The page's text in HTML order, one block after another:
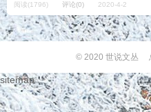
阅读(1796) 评论(0) 2020-4-2
© 2020 世说文丛
sitemap